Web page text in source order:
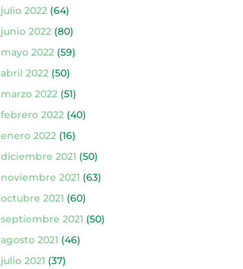
julio 2022(64)
junio 2022(80)
mayo 2022(59)
abril 2022(50)
marzo 2022(51)
febrero 2022(40)
enero 2022(16)
diciembre 2021 (50)
noviembre 2021 (63)
octubre 2021 (60)
septiembre 2021 (50)
agosto 2021 (46)
julio 2021 (37)